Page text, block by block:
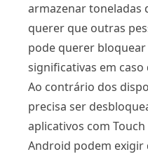
armazenar toneladas
querer que outras
pode querer
significativas em
Ao contrário dos
precisa ser
aplicativos com
Android podem exigir